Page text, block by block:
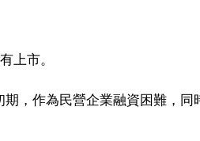
上市。
，作為民營企業融資困難，